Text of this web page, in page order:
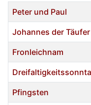
Cím
Peter und Paul
Johannes der Täufer
Fronleichnam
Pfingsten